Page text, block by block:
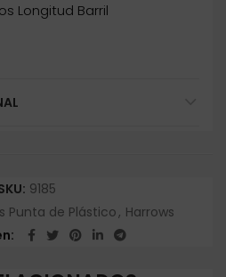
Longitud Barril
9185
Punta de Plástico, Harrows